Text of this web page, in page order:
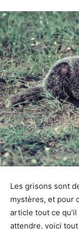
Les grisons sont
mystères, et pour
article tout ce
attendre, voici